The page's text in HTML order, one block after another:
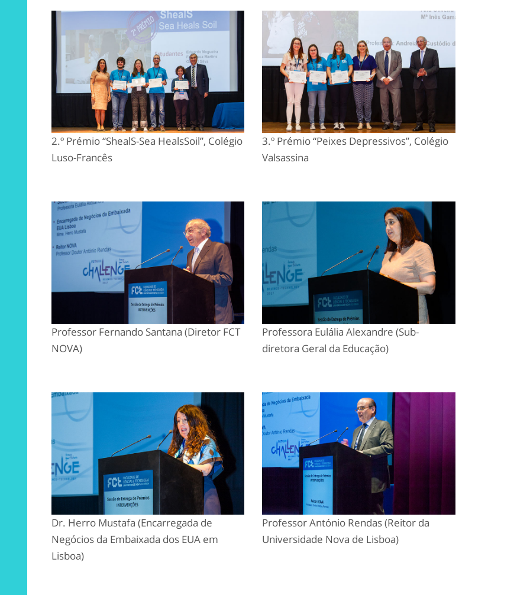
2.º Prémio “ShealS-Sea HealsSoil”, Colégio
Luso-Francês
3.º Prémio “Peixes Depressivos”, Colégio
Valsassina
Professor Fernando Santana (Diretor FCT
NOVA)
Professora Eulália Alexandre (Sub-
diretora Geral da Educação)
Dr. Herro Mustafa (Encarregada de
Negócios da Embaixada dos EUA em
Lisboa)
Professor António Rendas (Reitor da
Universidade Nova de Lisboa)